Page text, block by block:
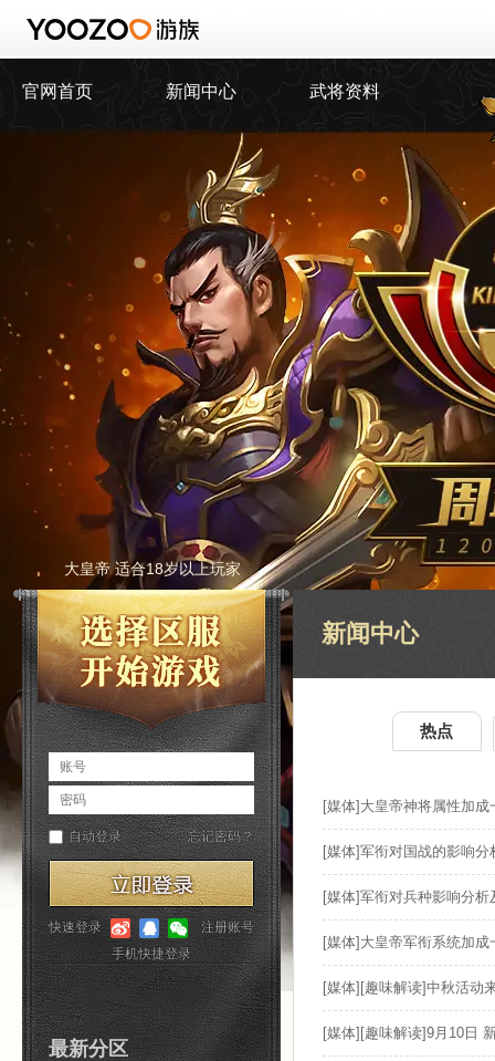
官网首页 新闻中心 武将资料
大皇帝 适合18岁以上玩家
最新分区
新闻中心
热点
[媒体]大皇帝神将属性加成
[媒体]军衔对国战的影响分
[媒体]军衔对兵种影响分析
[媒体]大皇帝军衔系统加
[媒体][趣味解读]中秋活动
[媒体][趣味解读]9月10日